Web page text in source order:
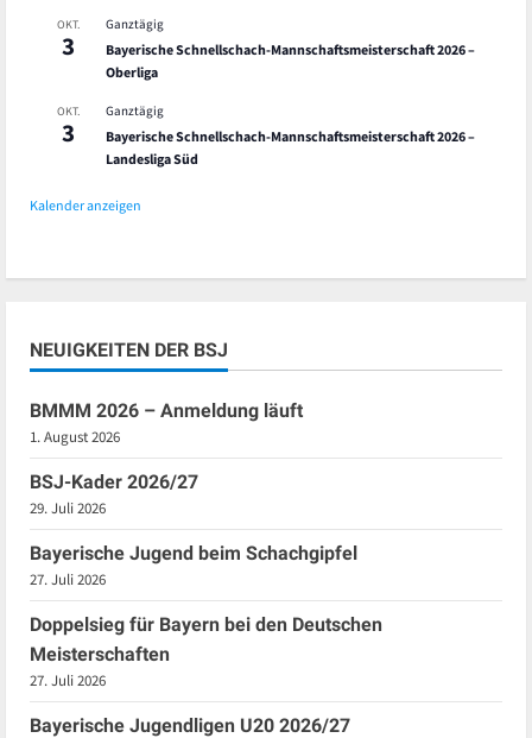
OKT.
3
Ganztägig
Bayerische Schnellschach-Mannschaftsmeisterschaft 2026 –
Oberliga
OKT.
3
Ganztägig
Bayerische Schnellschach-Mannschaftsmeisterschaft 2026 –
Landesliga Süd
Kalender anzeigen
NEUIGKEITEN DER BSJ
BMMM 2026 – Anmeldung läuft
1. August 2026
BSJ-Kader 2026/27
29. Juli 2026
Bayerische Jugend beim Schachgipfel
27. Juli 2026
Doppelsieg für Bayern bei den Deutschen
Meisterschaften
27. Juli 2026
Bayerische Jugendligen U20 2026/27